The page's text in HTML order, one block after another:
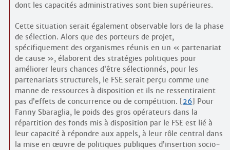
dont les capacités administratives sont bien supérieures.
Cette situation serait également observable lors de la phase
de sélection. Alors que des porteurs de projet,
spécifiquement des organismes réunis en un « partenariat
de cause », élaborent des stratégies politiques pour
améliorer leurs chances d’être sélectionnés, pour les
partenariats structurels, le FSE serait perçu comme une
manne de ressources à disposition et ils ne ressentiraient
pas d’effets de concurrence ou de compétition. [26] Pour
Fanny Sbaraglia, le poids des gros opérateurs dans la
répartition des fonds mis à disposition par le FSE est lié à
leur capacité à répondre aux appels, à leur rôle central dans
la mise en œuvre de politiques publiques d’insertion socio­